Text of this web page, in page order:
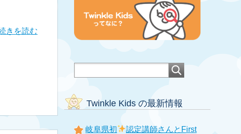
きを読む
Twinkle Kids の最新情報
岐阜県初
認定講師さんとFirst